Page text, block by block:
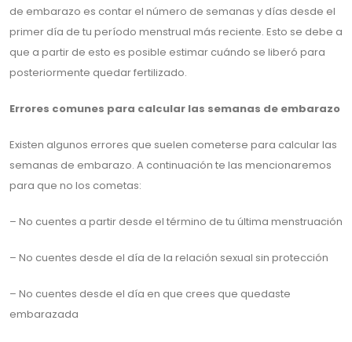
de embarazo es contar el número de semanas y días desde el
primer día de tu período menstrual más reciente. Esto se debe a
que a partir de esto es posible estimar cuándo se liberó para
posteriormente quedar fertilizado.
Errores comunes para calcular las semanas de embarazo
Existen algunos errores que suelen cometerse para calcular las
semanas de embarazo. A continuación te las mencionaremos
para que no los cometas:
– No cuentes a partir desde el término de tu última menstruación
– No cuentes desde el día de la relación sexual sin protección
– No cuentes desde el día en que crees que quedaste
embarazada